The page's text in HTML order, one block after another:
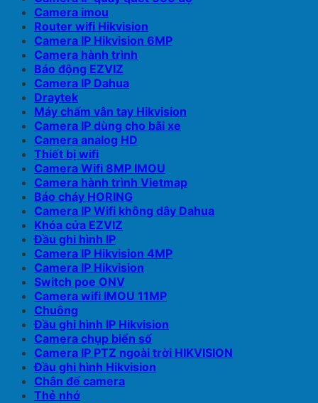
Camera imou
Router wifi Hikvision
Camera IP Hikvision 6MP
Camera hành trình
Báo động EZVIZ
Camera IP Dahua
Draytek
Máy chấm vân tay Hikvision
Camera IP dùng cho bãi xe
Camera analog HD
Thiết bị wifi
Camera Wifi 8MP IMOU
Camera hành trình Vietmap
Báo cháy HORING
Camera IP Wifi không dây Dahua
Khóa cửa EZVIZ
Đầu ghi hình IP
Camera IP Hikvision 4MP
Camera IP Hikvision
Switch poe ONV
Camera wifi IMOU 11MP
Chuông
Đầu ghi hình IP Hikvision
Camera chụp biển số
Camera IP PTZ ngoài trời HIKVISION
Đầu ghi hình Hikvision
Chân đế camera
Thẻ nhớ